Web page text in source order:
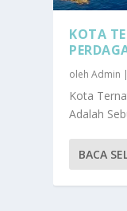
KOTA
olehAdmin |
Kota
Adalah
BACA